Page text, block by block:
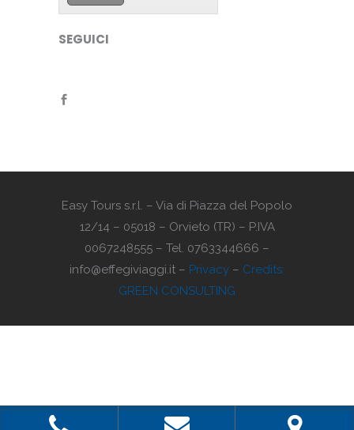
SEGUICI
Easy Tours s.r.l. – Via di Piazza del Popolo
12/14 – 05018 – Orvieto (TR) – P.IVA
0067248555 – Tel. 0763344666 –
info@effegiviaggi.it – Privacy – Credits:
GREEN CONSULTING